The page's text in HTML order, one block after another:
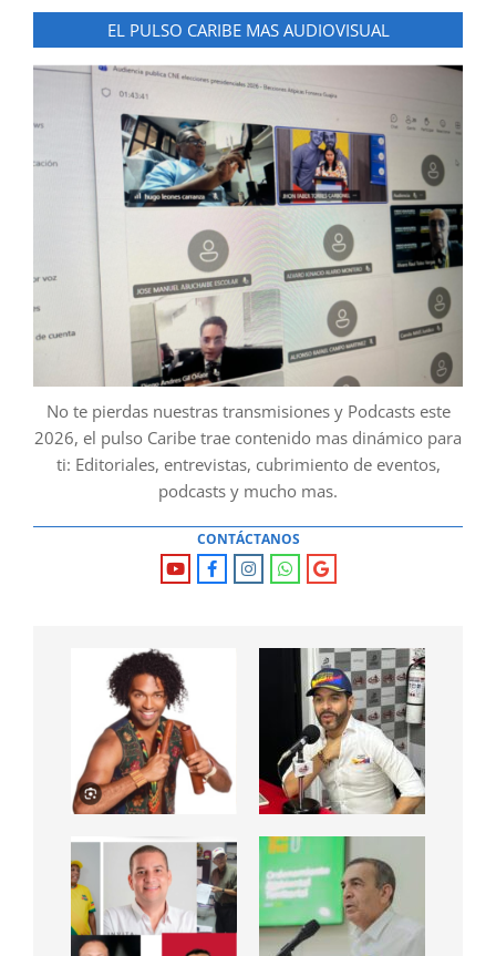
EL PULSO CARIBE MAS AUDIOVISUAL
No te pierdas nuestras transmisiones y Podcasts este
2026, el pulso Caribe trae contenido mas dinámico para
ti: Editoriales, entrevistas, cubrimiento de eventos,
podcasts y mucho mas.
CONTÁCTANOS